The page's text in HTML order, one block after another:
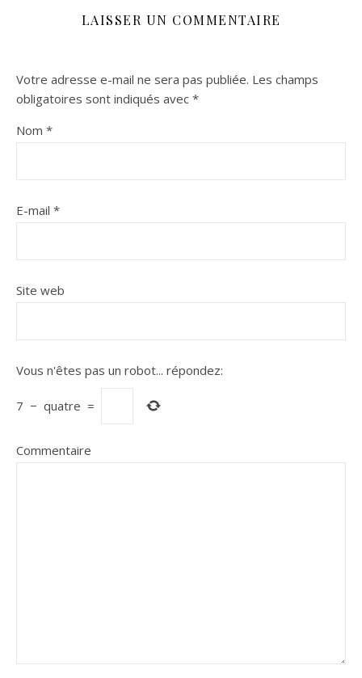
LAISSER UN COMMENTAIRE
Votre adresse e-mail ne sera pas publiée. Les champs
obligatoires sont indiqués avec *
Nom *
E-mail *
Site web
Vous n'êtes pas un robot... répondez:
7 − quatre =
Commentaire